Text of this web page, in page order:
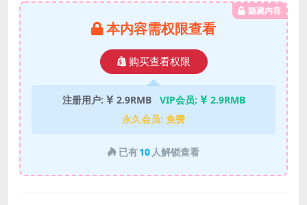
隐藏内容
本内容需权限查看
购买查看权限
注册用户: 2.9RMB VIP会员:
2.9RMB
永久会员: 免费
已有10 人解锁查看